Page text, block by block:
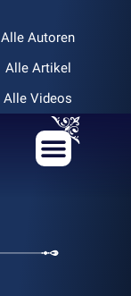
Alle Autoren
Alle Artikel
Alle Videos